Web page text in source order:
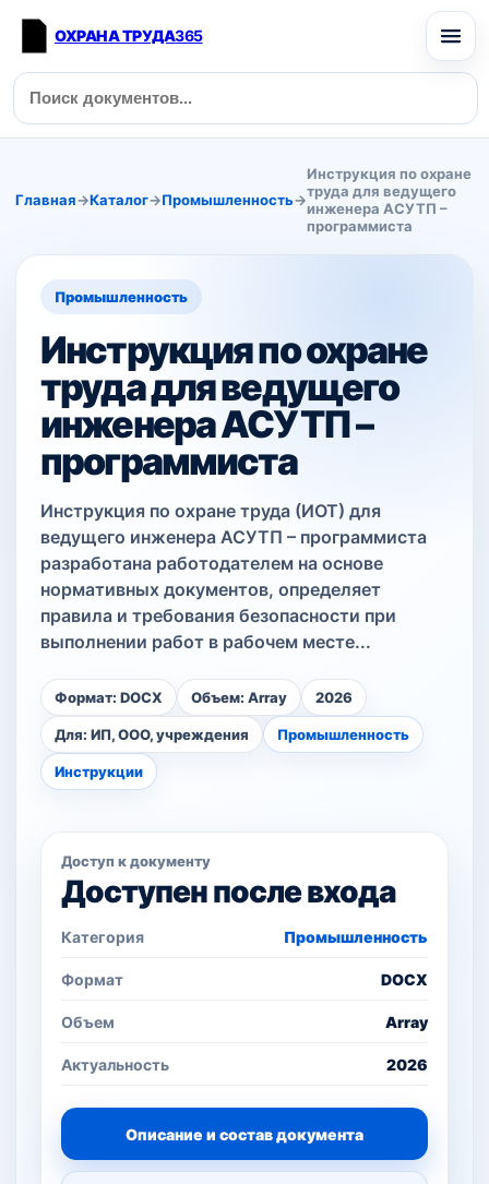
ОХРАНА ТРУДА365
Главная→Каталог→Промышленность→
Инструкция по охране
труда для ведущего
инженера АСУТП –
программиста
Промышленность
Инструкция по охране
труда для ведущего
инженера АСУТП –
программиста
Инструкция по охране труда (ИОТ) для
ведущего инженера АСУТП – программиста
разработана работодателем на основе
нормативных документов, определяет
правила и требования безопасности при
выполнении работ в рабочем месте...
Формат: DOCX Объем: Array 2026
Для: ИП, ООО, учреждения Промышленность
Инструкции
Доступ к документу
Доступен после входа
Категория Промышленность
Формат DOCX
Объем Array
Актуальность 2026
Описание и состав документа